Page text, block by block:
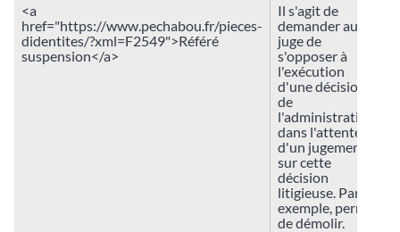
<a
href="https://www.pechabou.fr/pieces-
didentites/?xml=F2549">Référé
suspension</a>
Il s'agit de
demander au
juge de
s'opposer à
l'exécution
d'une décision
de
l'administration,
dans l'attente
d'un jugement
sur cette
décision
litigieuse. Par
exemple, permis
de démolir.